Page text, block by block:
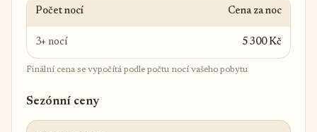
Počet nocí Cena za noc
3+ nocí 5 300 Kč
Finální cena se vypočítá podle počtu nocí vašeho pobytu
Sezónní ceny